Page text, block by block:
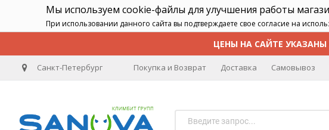
Мы используем cookie-файлы для улучшения работы
При использовании данного сайта вы подтверждаете свое согласие на
ЦЕНЫ НА САЙТЕ УКАЗАНЫ
Санкт-Петербург Покупка и Возврат Доставка Самовывоз